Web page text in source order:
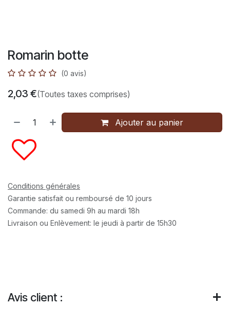
Romarin botte
(0 avis)
2,03 €(Toutes taxes comprises)
Ajouter au panier
Conditions générales
Garantie satisfait ou remboursé de 10 jours
Commande: du samedi 9h au mardi 18h
Livraison ou Enlèvement: le jeudi à partir de 15h30
Avis client :